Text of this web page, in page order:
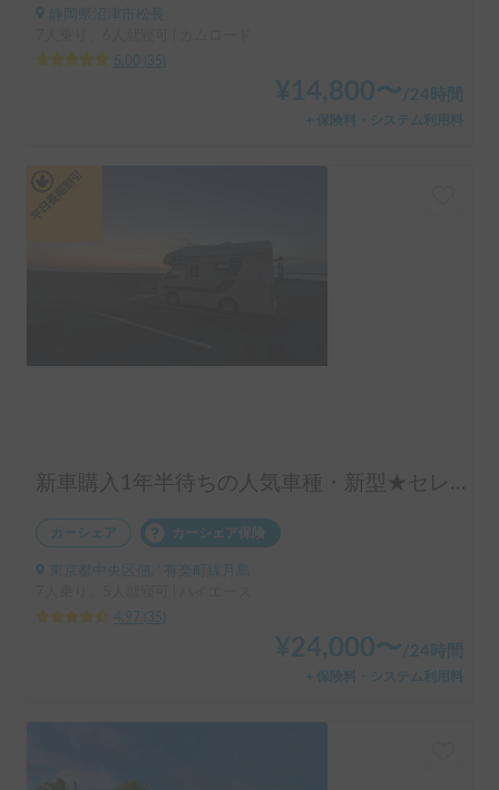
5.00
35
¥ 14,800〜 /24時間
＋保険料・システム利用料
新車購入1年半待ちの人気車種・新型★セレンゲティ525（4WD）★で絶好のアウトドアシーズンを楽しもう！
カーシェア カーシェア保険
東京都中央区佃, ' 有楽町線月島
4.97
35
¥24,000〜/24時間
＋保険料・システム利用料